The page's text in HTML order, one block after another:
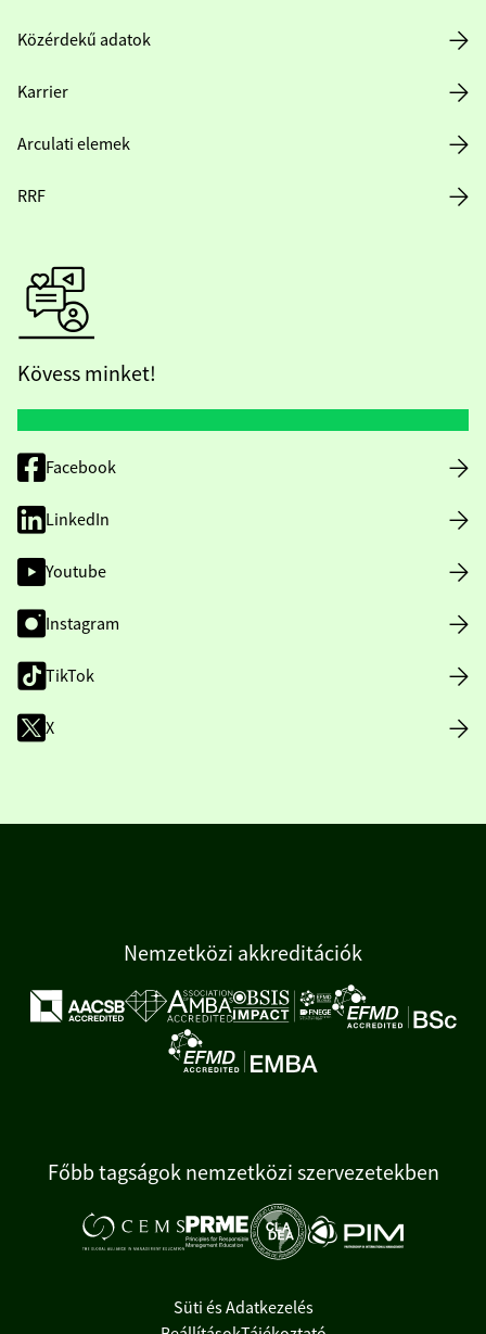
Közérdekű adatok
Karrier
Arculati elemek
RRF
Kövess minket!
Facebook
LinkedIn
Youtube
Instagram
TikTok
X
Nemzetközi akkreditációk
Főbb tagságok nemzetközi szervezetekben
Süti és Adatkezelés